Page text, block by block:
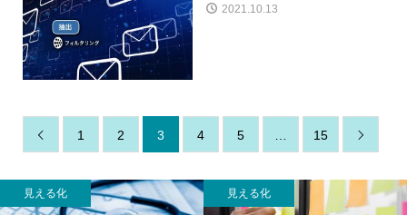
2021.10.13
 1 2 3 4 5 15 
見える化 見える化